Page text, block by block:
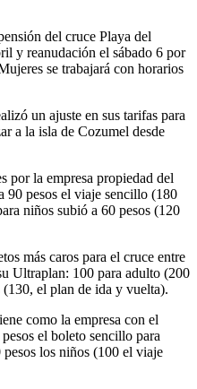
del cruce Playa del
y reanudación el sábado 6 por
se trabajará con horarios
un ajuste en sus tarifas para
a la isla de Cozumel desde
por la empresa propiedad del
90 pesos el viaje sencillo (180
niños subió a 60 pesos (120
más caros para el cruce entre
Ultraplan: 100 para adulto (200
el plan de ida y vuelta).
como la empresa con el
el boleto sencillo para
los niños (100 el viaje